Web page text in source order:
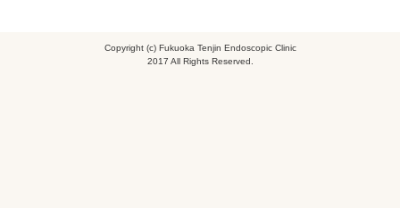
Copyright (c) Fukuoka Tenjin Endoscopic Clinic
2017 All Rights Reserved.